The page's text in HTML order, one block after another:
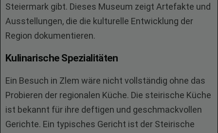
Steiermark gibt. Dieses Museum zeigt Artefakte und
Ausstellungen, die die kulturelle Entwicklung der
Region dokumentieren.
Kulinarische Spezialitäten
Ein Besuch in Zlem wäre nicht vollständig ohne das
Probieren der regionalen Küche. Die steirische Küche
ist bekannt für ihre deftigen und geschmackvollen
Gerichte. Ein typisches Gericht ist der Steirische